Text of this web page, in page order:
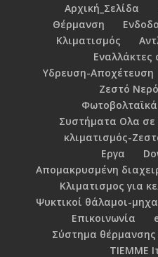
Αρχική_Σελίδα
Θέρμανση
Κλιματισμός
Εναλλάκτες
Υδρευση-Αποχέτευση
Ζεστό
Συστήματα Ολα
κλιματισμός-
Εργα
Απομακρυσμένη
Κλιματισμος για
Ψυκτικοί θάλαμοι-
Επικοινωνία
Σύστημα
TIEMME